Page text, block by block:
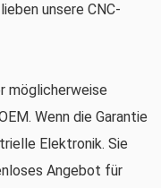
unsere CNC-
möglicherweise
Wenn die Garantie
Elektronik. Sie
Angebot für